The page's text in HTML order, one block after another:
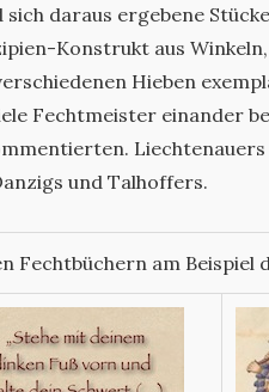
daraus ergebene
Konstrukt aus
Hieben
Fechtmeister einander
Liechtenauers
und Talhoffers.
Fechtbüchern am Beispiel